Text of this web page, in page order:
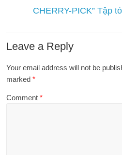
CHERRY-PICK” Tập
Leave a Reply
Your email address will not be
marked*
Comment*